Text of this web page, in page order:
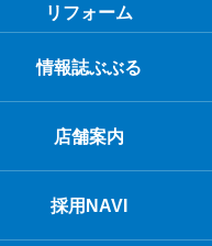
リフォーム
情報誌ぶぶる
店舗案内
採用NAVI